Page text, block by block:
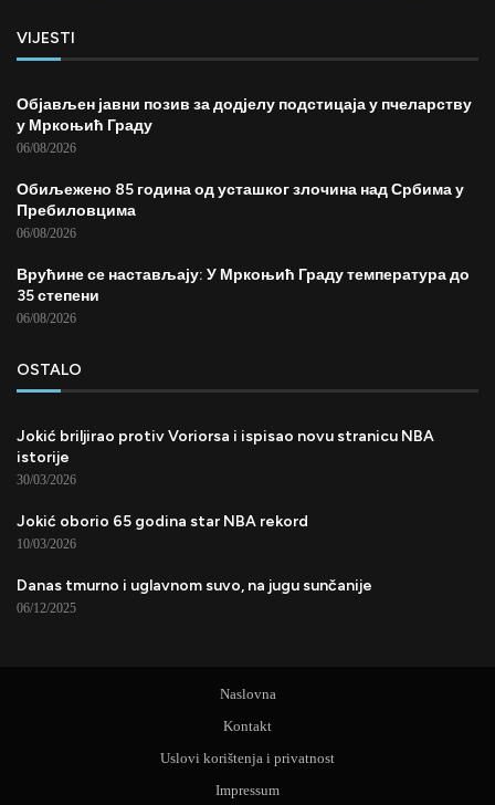
VIJESTI
Објављен јавни позив за додјелу подстицаја у пчеларству
у Мркоњић Граду
06/08/2026
Обиљежено 85 година од усташког злочина над Србима у
Пребиловцима
06/08/2026
Врућине се настављају: У Мркоњић Граду температура до
35 степени
06/08/2026
OSTALO
Jokić briljirao protiv Voriorsa i ispisao novu stranicu NBA
istorije
30/03/2026
Jokić oborio 65 godina star NBA rekord
10/03/2026
Danas tmurno i uglavnom suvo, na jugu sunčanije
06/12/2025
Naslovna
Kontakt
Uslovi korištenja i privatnost
Impressum